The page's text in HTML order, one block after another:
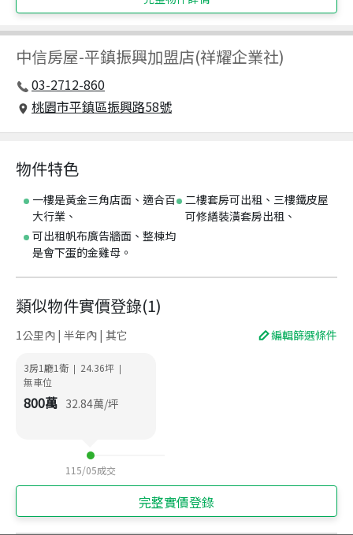
中信房屋-平鎮振興加盟店(祥耀企業社)
03-2712-860
桃園市平鎮區振興路58號
物件特色
一樓是黃金三角店面、適合百
大行業、
二樓套房可出租、三樓鐵皮屋
可修繕裝潢套房出租、
可出租帆布廣告牆面、整棟均
是會下蛋的金雞母。
類似物件實價登錄(1)
1公里內 | 半年內 | 其它 編輯篩選條件
3房1廳1衛 | 24.36坪 |
無車位
800萬 32.84萬/坪
115/05成交
完整實價登錄